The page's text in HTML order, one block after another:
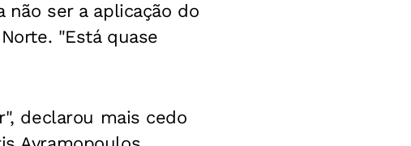
não ser a aplicação do
"Está quase
declarou mais cedo